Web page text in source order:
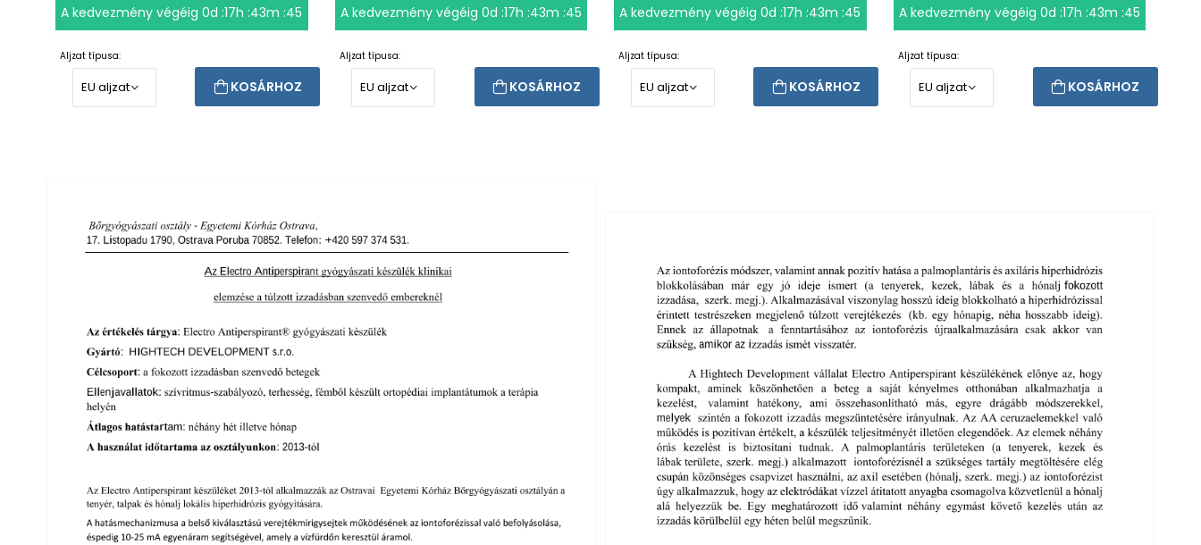
A kedvezmény végéig 0d :17h :43m :44
Aljzat típusa:
KOSÁRHOZ
A kedvezmény végéig 0d :17h :43m :44
Aljzat típusa:
KOSÁRHOZ
A kedvezmény végéig 0d :17h :43m :44
Aljzat típusa:
KOSÁRHOZ
A kedvezmény végéig 0d :17h :43m :44
Aljzat típusa:
KOSÁRHOZ